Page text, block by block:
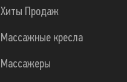
Хиты Продаж
Массажные кресла
Массажеры